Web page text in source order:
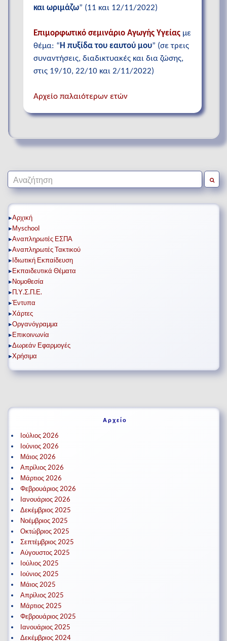
και ωριμάζω” (11 και 12/11/2022)
Επιμορφωτικό σεμινάριο Αγωγής Υγείας με
θέμα: “ Η πυξίδα του εαυτού μου” (σε τρεις
συναντήσεις, διαδικτυακές και δια ζώσης,
στις 19/10, 22/10 και 2/11/2022)
Αρχείο παλαιότερων ετών
▸Αρχική
▸Μyschool
▸Αναπληρωτές ΕΣΠΑ
▸Αναπληρωτές Τακτικού
▸ Ιδιωτική Εκπαίδευση
▸Εκπαιδευτικά Θέματα
▸Νομοθεσία
▸Π.Υ.Σ.Π.Ε.
▸Έντυπα
▸Χάρτες
▸Οργανόγραμμα
▸Επικοινωνία
▸Δωρεάν Εφαρμογές
▸Χρήσιμα
Αρχείο
Ιούλιος 2026
Ιούνιος 2026
Μάιος 2026
Απρίλιος 2026
Μάρτιος 2026
Φεβρουάριος 2026
Ιανουάριος 2026
Δεκέμβριος 2025
Νοέμβριος 2025
Οκτώβριος 2025
Σεπτέμβριος 2025
Αύγουστος 2025
Ιούλιος 2025
Ιούνιος 2025
Μάιος 2025
Απρίλιος 2025
Μάρτιος 2025
Φεβρουάριος 2025
Ιανουάριος 2025
Δεκέμβριος 2024